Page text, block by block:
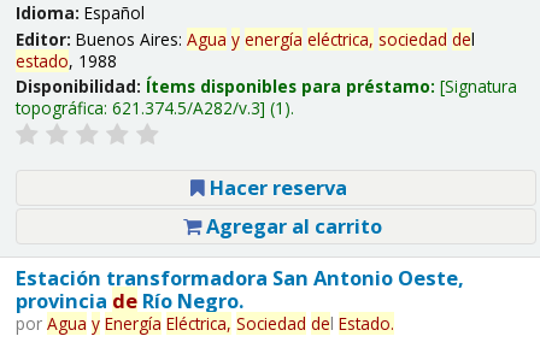
Idioma: Español
Editor: Buenos Aires: Agua y energía eléctrica, sociedad del
estado, 1988
Disponibilidad: Ítems disponibles para préstamo: Signatura
topográfica: 621.374.5/A282/v.3 (1).
Hacer reserva
Agregar al carrito
Estación transformadora San Antonio Oeste,
provincia deRío Negro.
por Agua y Energía Eléctrica, Sociedad del Estado.